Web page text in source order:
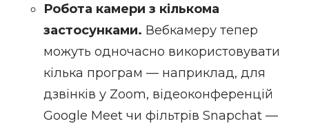
Робота камери з кількома
застосунками. Вебкамеру тепер
можуть одночасно використовувати
кілька програм — наприклад, для
дзвінків у Zoom, відеоконференцій
Google Meet чи фільтрів Snapchat —